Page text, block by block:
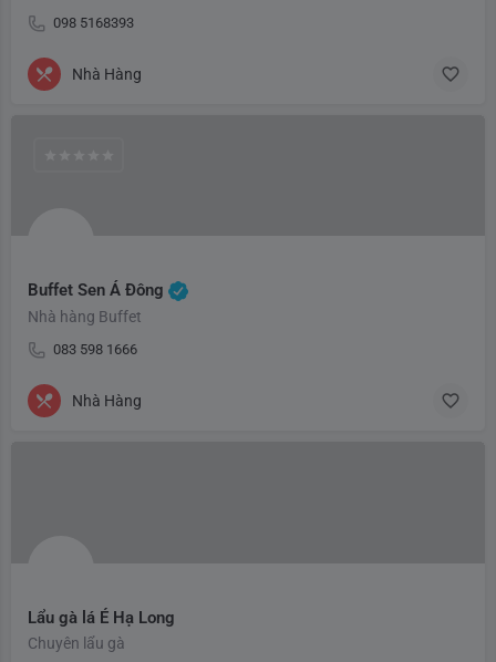
098 5168393
Nhà Hàng
Buffet Sen Á Đông
Nhà hàng Buffet
083 598 1666
Nhà Hàng
Lẩu gà lá É Hạ Long
Chuyên lẩu gà